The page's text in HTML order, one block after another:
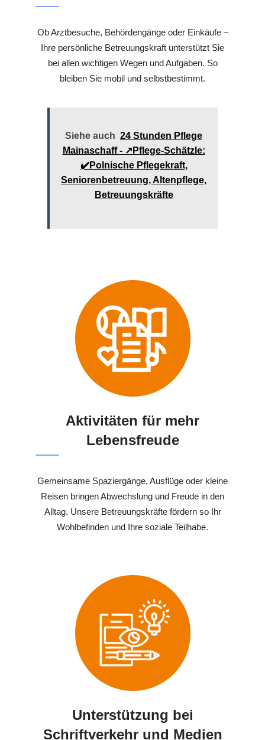
Ob Arztbesuche, Behördengänge oder Einkäufe –
Ihre persönliche Betreuungskraft unterstützt Sie
bei allen wichtigen Wegen und Aufgaben. So
bleiben Sie mobil und selbstbestimmt.
Siehe auch 24 Stunden Pflege
Mainaschaff - ↗️Pflege-Schätzle:
✔️Polnische Pflegekraft,
Seniorenbetreuung, Altenpflege,
Betreuungskräfte
Aktivitäten für mehr
Lebensfreude
Gemeinsame Spaziergänge, Ausflüge oder kleine
Reisen bringen Abwechslung und Freude in den
Alltag. Unsere Betreuungskräfte fördern so Ihr
Wohlbefinden und Ihre soziale Teilhabe.
Unterstützung bei
Schriftverkehr und Medien